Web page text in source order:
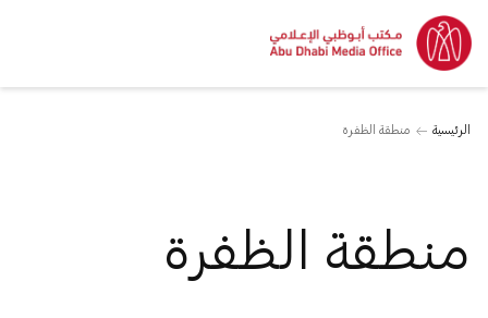
الرئيسية منطقة الظفرة
منطقة الظفرة